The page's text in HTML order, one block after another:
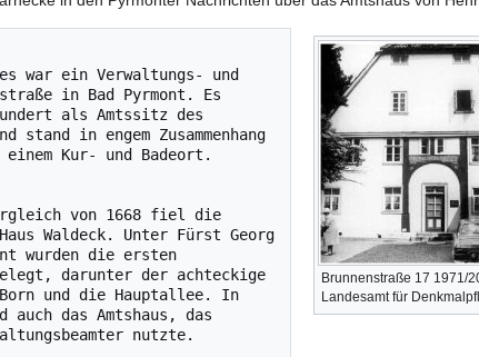
Brunnenstraße 17 1971/
Landesamt für
war ein Verwaltungs- und
in Bad Pyrmont. Es
als Amtssitz des
stand in engem Zusammenhang
einem Kur- und Badeort.
von 1668 fiel die
Waldeck. Unter Fürst Georg
wurden die ersten
darunter der achteckige
Born und die Hauptallee. In
auch das Amtshaus, das
nutzte.